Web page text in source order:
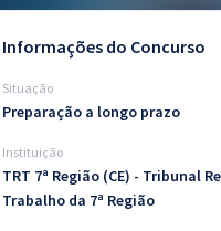
Informações do Concurso
Situação
Preparação a longo prazo
Instituição
TRT 7ª Região (CE) - Tribunal
Trabalho da 7ª Região